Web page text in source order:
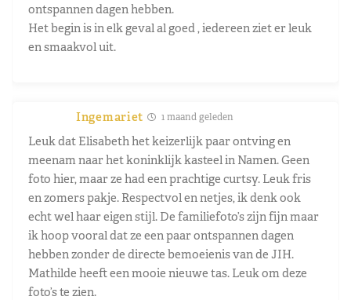
ontspannen dagen hebben.
Het begin is in elk geval al goed , iedereen ziet er leuk
en smaakvol uit.
Ingemariet 1 maand geleden
Leuk dat Elisabeth het keizerlijk paar ontving en
meenam naar het koninklijk kasteel in Namen. Geen
foto hier, maar ze had een prachtige curtsy. Leuk fris
en zomers pakje. Respectvol en netjes, ik denk ook
echt wel haar eigen stijl. De familiefoto’s zijn fijn maar
ik hoop vooral dat ze een paar ontspannen dagen
hebben zonder de directe bemoeienis van de JIH.
Mathilde heeft een mooie nieuwe tas. Leuk om deze
foto’s te zien.